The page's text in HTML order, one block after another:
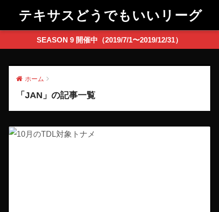
テキサスどうでもいいリーグ
SEASON 9 開催中（2019/7/1〜2019/12/31）
ホーム
「JAN」の記事一覧